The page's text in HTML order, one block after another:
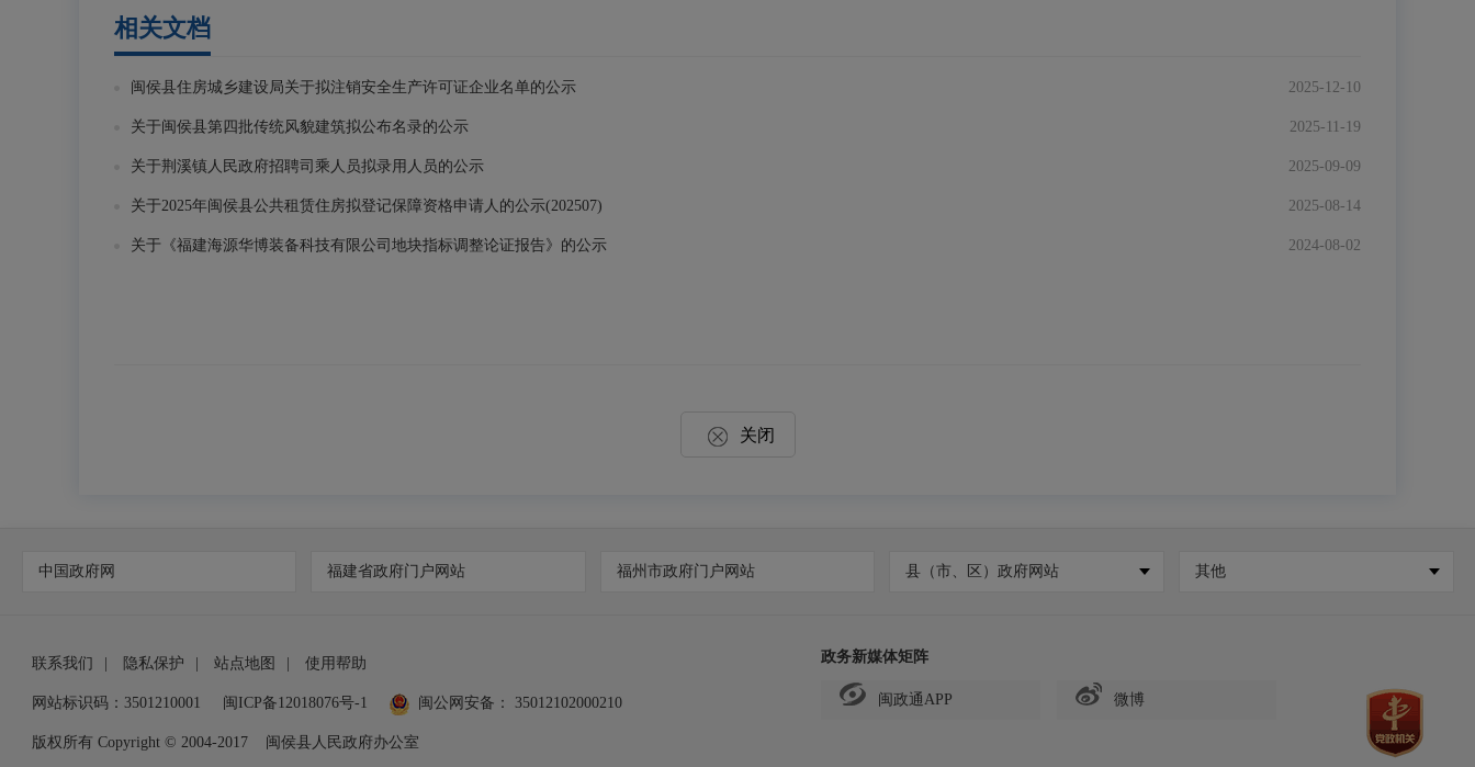
相关文档
2025-12-10
闽侯县住房城乡建设局关于拟注销安全生产许可证企业名单的公示
2025-11-19
关于闽侯县第四批传统风貌建筑拟公布名录的公示
2025-09-09
关于荆溪镇人民政府招聘司乘人员拟录用人员的公示
2025-08-14
关于2025年闽侯县公共租赁住房拟登记保障资格申请人的公示(202507)
2024-08-02
关于《福建海源华博装备科技有限公司地块指标调整论证报告》的公示
关闭
中国政府网 福建省政府门户网站 福州市政府门户网站 县（市、区）政府网站 其他
联系我们 隐私保护 站点地图 使用帮助
网站标识码：3501210001 闽ICP备12018076号-1 闽公网安备： 35012102000210
版权所有 Copyright © 2004-2017 闽侯县人民政府办公室
政务新媒体矩阵
闽政通APP 微博